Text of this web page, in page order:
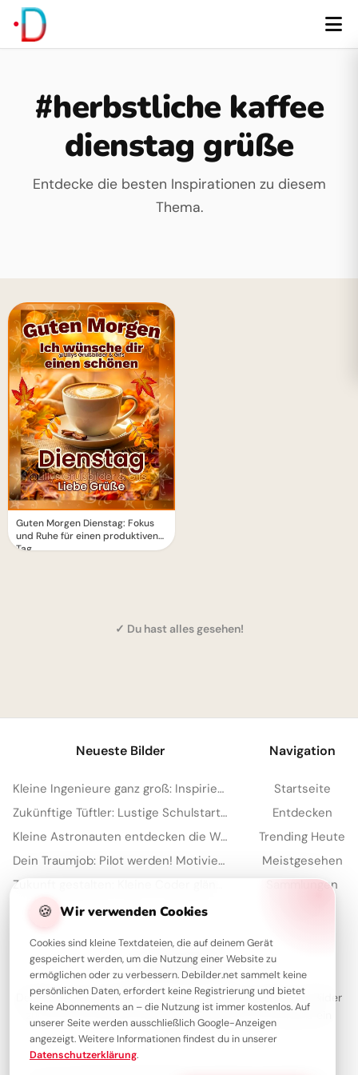
#herbstliche kaffee
dienstag grüße
Entdecke die besten Inspirationen zu diesem
Thema.
Guten Morgen Dienstag: Fokus
und Ruhe für einen produktiven
Tag.
✓ Du hast alles gesehen!
🍪 Wir verwenden Cookies
Cookies sind kleine Textdateien, die auf deinem Gerät
gespeichert werden, um die Nutzung einer Website zu
ermöglichen oder zu verbessern. Debilder.net sammelt keine
persönlichen Daten, erfordert keine Registrierung und bietet
keine Abonnements an – die Nutzung ist immer kostenlos. Auf
unserer Seite werden ausschließlich Google-Anzeigen
angezeigt. Weitere Informationen findest du in unserer
Datenschutzerklärung.
Neueste Bilder
Kleine Ingenieure ganz groß: Inspirierende Schulstart-Bilder für WhatsApp!
Zukünftige Tüftler: Lustige Schulstart-Grüße für Facebook
Kleine Astronauten entdecken die Welt: Schulstart-Bilder für YouTube
Dein Traumjob: Pilot werden! Motivierende Bilder für YouTube
Navigation
Startseite
Entdecken
Trending Heute
Meistgesehen
Sammlungen
Über Debilder
Debilder ist deine Plattform für die schönsten Grüße und Bilder
zum Teilen. Entdecke unsere Sammlung und verschenke ein
Lächeln!